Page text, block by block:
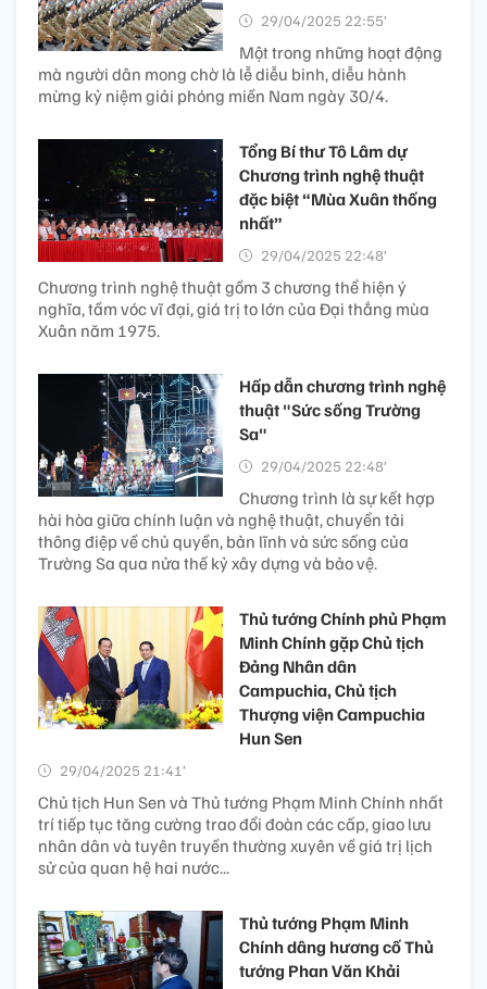
29/04/2025 22:55’
Một trong những hoạt động
mà người dân mong chờ là lễ diễu binh, diễu hành
mừng kỷ niệm giải phóng miền Nam ngày 30/4.
Tổng Bí thư Tô Lâm dự
Chương trình nghệ thuật
đặc biệt “Mùa Xuân thống
nhất”
29/04/2025 22:48’
Chương trình nghệ thuật gồm 3 chương thể hiện ý
nghĩa, tầm vóc vĩ đại, giá trị to lớn của Đại thắng mùa
Xuân năm 1975.
Hấp dẫn chương trình nghệ
thuật "Sức sống Trường
Sa"
29/04/2025 22:48’
Chương trình là sự kết hợp
hài hòa giữa chính luận và nghệ thuật, chuyển tải
thông điệp về chủ quyền, bản lĩnh và sức sống của
Trường Sa qua nửa thế kỷ xây dựng và bảo vệ.
Thủ tướng Chính phủ Phạm
Minh Chính gặp Chủ tịch
Đảng Nhân dân
Campuchia, Chủ tịch
Thượng viện Campuchia
Hun Sen
29/04/2025 21:41’
Chủ tịch Hun Sen và Thủ tướng Phạm Minh Chính nhất
trí tiếp tục tăng cường trao đổi đoàn các cấp, giao lưu
nhân dân và tuyên truyền thường xuyên về giá trị lịch
sử của quan hệ hai nước...
Thủ tướng Phạm Minh
Chính dâng hương cố Thủ
tướng Phan Văn Khải